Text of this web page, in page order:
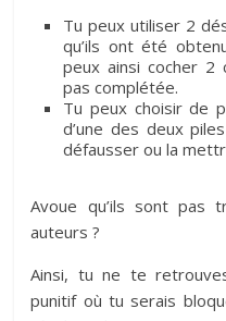
Tu peux utiliser 2
qu’ils ont été
peux ainsi cocher 2
pas complétée.
Tu peux choisir de
d’une des deux
défausser ou la
Avoue qu’ils sont pas
auteurs ?
Ainsi, tu ne te
punitif où tu serais